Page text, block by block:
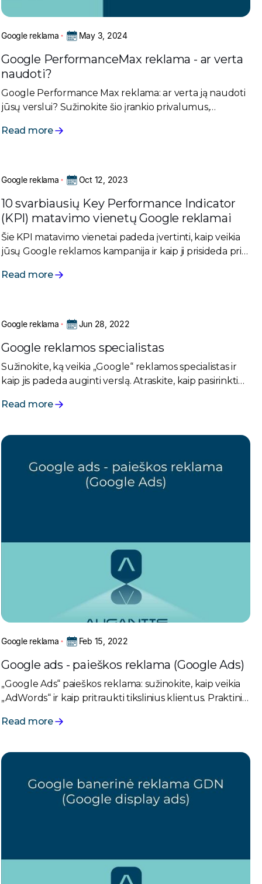
Google reklama May 3, 2024
Google PerformanceMax reklama - ar verta
naudoti?
Google Performance Max reklama: ar verta ją naudoti
jūsų verslui? Sužinokite šio įrankio privalumus,
Read more
Google reklama Oct 12, 2023
10 svarbiausių Key Performance Indicator
(KPI) matavimo vienetų Google reklamai
Šie KPI matavimo vienetai padeda įvertinti, kaip veikia
jūsų Google reklamos kampanija ir kaip ji prisideda prie
naudojami kampanijos optimizavimui ir rezultatų
Read more
Google reklama Jun 28, 2022
Google reklamos specialistas
Sužinokite, ką veikia „Google“ reklamos specialistas ir
kaip jis padeda auginti verslą. Atraskite, kaip pasirinkti
Read more
Google reklama Feb 15, 2022
Google ads - paieškos reklama (Google Ads)
„Google Ads“ paieškos reklama: sužinokite, kaip veikia
„AdWords“ ir kaip pritraukti tikslinius klientus. Praktiniai
Read more